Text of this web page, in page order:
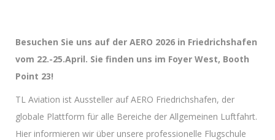
Besuchen Sie uns auf der AERO 2026 in Friedrichshafen
vom 22.-25.April. Sie finden uns im Foyer West, Booth
Point 23!
TL Aviation ist Aussteller auf AERO Friedrichshafen, der
globale Plattform für alle Bereiche der Allgemeinen Luftfahrt.
Hier informieren wir über unsere professionelle Flugschule